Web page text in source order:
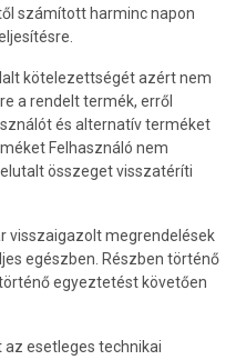
számított harminc napon
kötelezettségét azért nem
a rendelt termék, erről
és alternatív terméket
Felhasználó nem
összeget visszatéríti
visszaigazolt megrendelések
egészben. Részben történő
egyeztetést követően
esetleges technikai